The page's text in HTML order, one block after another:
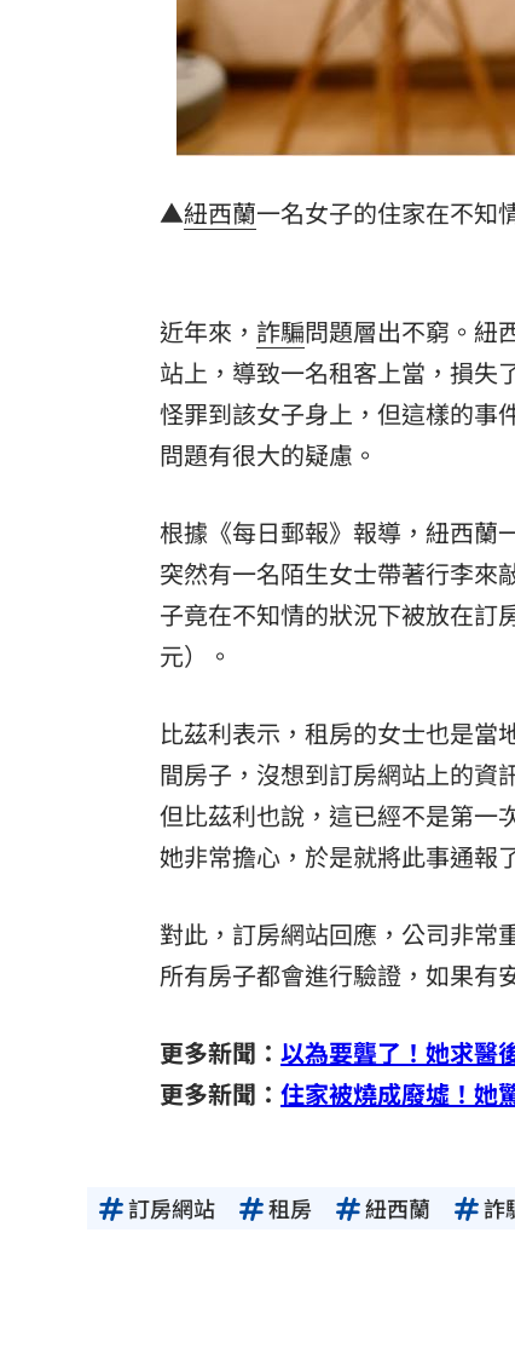
商場戰國來臨 台中「頂奢大道」逐漸
台彩父親節推新刮刮樂千萬頭獎超「
「拍片人的多重宇宙」職涯論壇9/12
▲紐西蘭一名女子的住家在不知
近年來， 詐騙問題層出不窮。紐
站上，導致一名租客上當，損失
怪罪到該女子身上，但這樣的事
問題有很大的疑慮。
根據《每日郵報》報導，紐西蘭
突然有一名陌生女士帶著行李來
子竟在不知情的狀況下被放在訂
元）。
比茲利表示，租房的女士也是當
間房子，沒想到訂房網站上的資
但比茲利也說，這已經不是第一
她非常擔心，於是就將此事通報
對此，訂房網站回應，公司非常
所有房子都會進行驗證，如果有
更多新聞： 以為要聾了！她求
更多新聞： 住家被燒成廢墟！
訂房網站 租房 紐西蘭 詐